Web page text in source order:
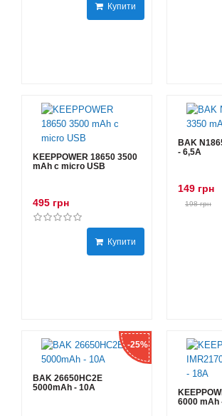
Купити
KEEPPOWER 18650 3500
mAh с micro USB
495 грн
Купити
BAK
- 6,5А
149 грн
198 грн
-25%
BAK 26650HC2E
5000mAh - 10А
6000 mAh